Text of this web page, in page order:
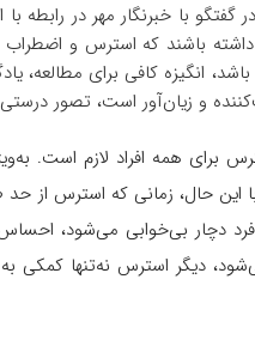
گفتگو با خبرنگار مهر در
باشند که استرس و اضطراب
انگیزه کافی برای مطالعه،
و زیان‌آور است، تصور
همه افراد لازم است.
حال، زمانی که استرس از حد
دچار بی‌خوابی می‌شود،
دیگر استرس نه‌تنها کمکی